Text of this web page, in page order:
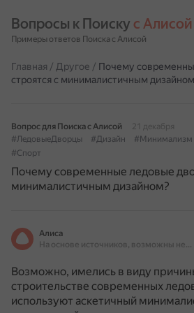
Вопросы к Поиску с Алисой
Примеры ответов Поиска с Алисой
Главная / Другое / Почему
строятся с минималистичным
Вопрос для Поиска с Алисой
21 декабря
#ЛедовыеДворцы
#Дизайн #Минимализм
#Спорт
Почему современные ледовые
минималистичным дизайном?
Алиса
На основе источников, возможны неточности
Возможно, имелись в виду
строительстве современных
используют аскетичный